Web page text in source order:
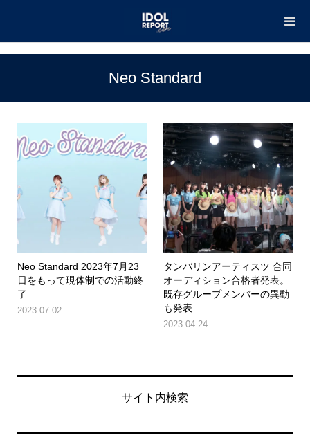
Neo Standard
Neo Standard 2023年7月23
日をもって現体制での活動終
了
2023.07.02
タンバリンアーティスツ 合同
オーディション合格者発表。
既存グループメンバーの異動
も発表
2023.04.24
サイト内検索